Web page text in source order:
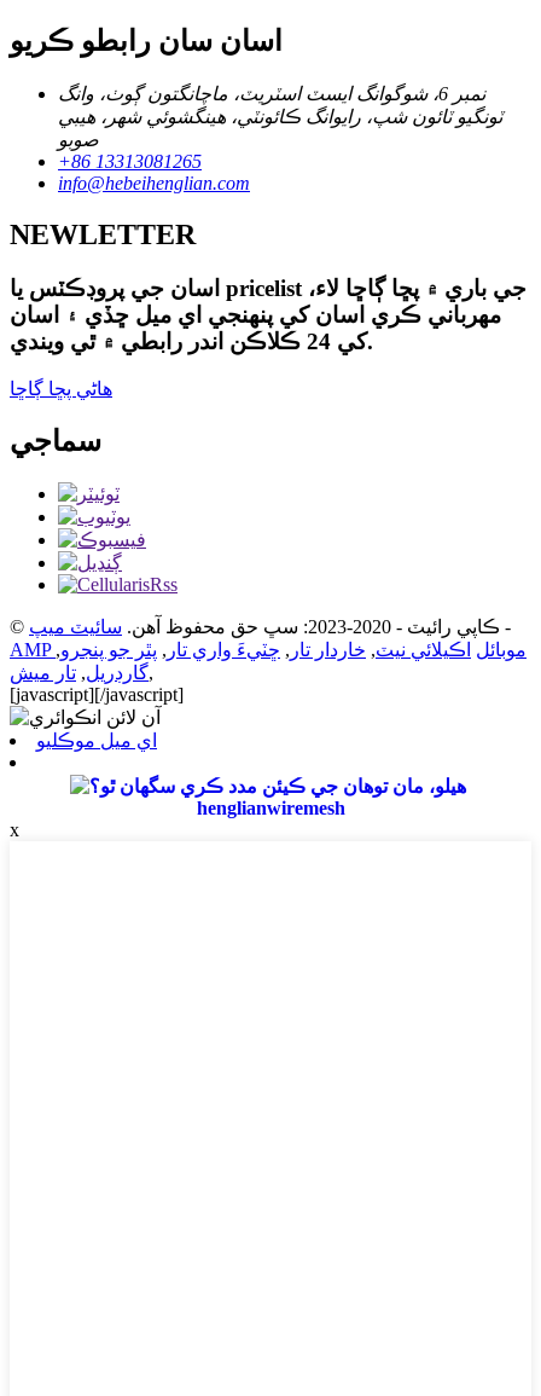
اسان سان رابطو ڪريو
نمبر 6، شوگوانگ ايسٽ اسٽريٽ، ماچانگتون ڳوٺ، وانگ
ٽونگيو ٽائون شپ، رايوانگ ڪائونٽي، هينگشوئي شهر، هيبي
صوبو
+86 13313081265
info@hebeihenglian.com
NEWLETTER
اسان جي پروڊڪٽس يا pricelist جي باري ۾ پڇا ڳاڇا لاء،
مهرباني ڪري اسان کي پنهنجي اي ميل ڇڏي ۽ اسان
کي 24 ڪلاڪن اندر رابطي ۾ ٿي ويندي.
ھاڻي پڇا ڳاڇا
سماجي
© ڪاپي رائيٽ - 2020-2023: سڀ حق محفوظ آهن. سائيٽ ميپ
-
AMP موبائل اڪيلائي نيٽ, خاردار تار , ڇٽيءَ واري تار , پٿر جو پنجرو,
گارڊريل, تار ميش
,
[javascript][/javascript]
اي ميل موڪليو
henglianwiremesh
x